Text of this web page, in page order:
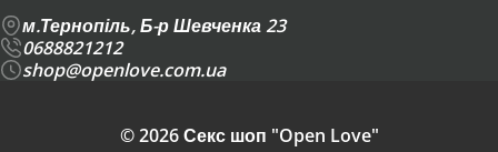
м.Тернопіль, Б-р Шевченка 23
0688821212
shop@openlove.com.ua
© 2026 Секс шоп "Open Love"